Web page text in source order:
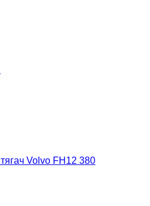
тягач Volvo FH12 380